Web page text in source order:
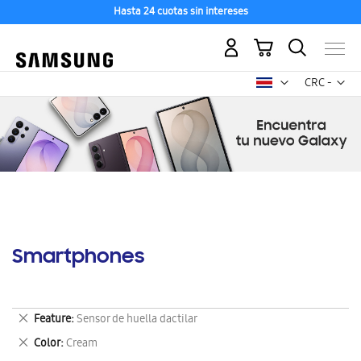
Hasta 24 cuotas sin intereses
CRC -
colón
Mi carrito
Smartphones
Feature Sensor de huella dactilar
Eliminar
este
artículo
Color Cream
Eliminar